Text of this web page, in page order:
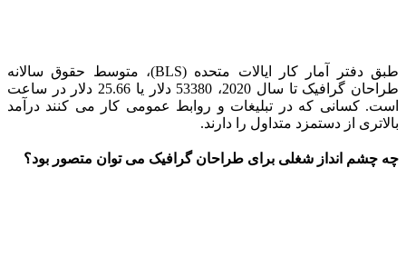
طبق دفتر آمار کار ایالات متحده (BLS)، متوسط حقوق سالانه
طراحان گرافیک تا سال 2020، 53380 دلار یا 25.66 دلار در ساعت
است. کسانی که در تبلیغات و روابط عمومی کار می کنند درآمد
بالاتری از دستمزد متداول را دارند.
چه چشم انداز شغلی برای طراحان گرافیک می توان متصور بود؟